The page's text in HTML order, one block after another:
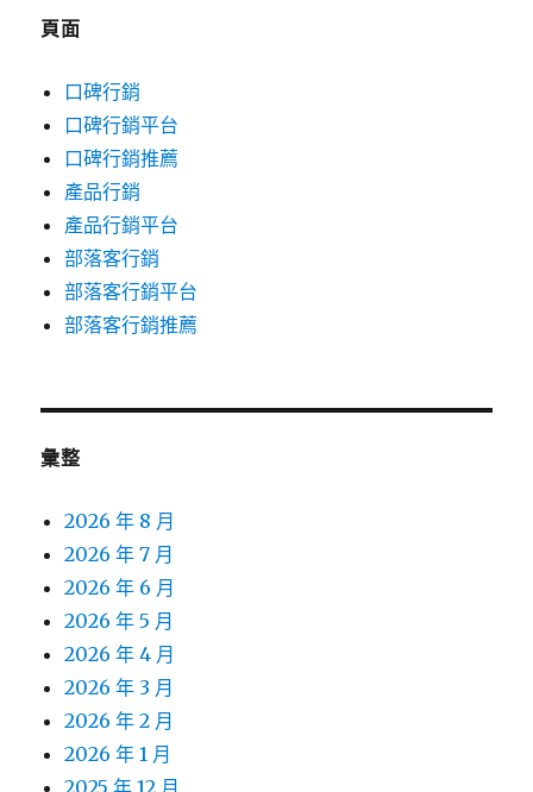
頁面
口碑行銷
口碑行銷平台
口碑行銷推薦
產品行銷
產品行銷平台
部落客行銷
部落客行銷平台
部落客行銷推薦
彙整
2026 年 8 月
2026 年 7 月
2026 年 6 月
2026 年 5 月
2026 年 4 月
2026 年 3 月
2026 年 2 月
2026 年 1 月
2025 年 12 月